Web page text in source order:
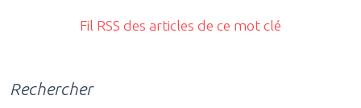
Fil RSS des articles de ce mot clé
Rechercher